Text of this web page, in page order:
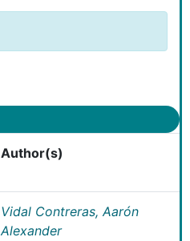
Author(s)
Vidal Contreras, Aarón
Alexander